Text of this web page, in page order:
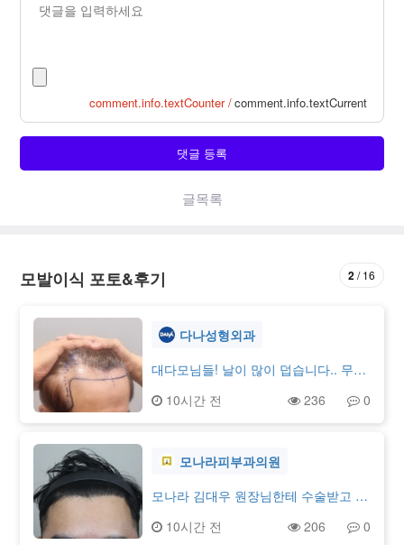
comment.info.textCounter /comment.info.textCurrent
댓글 등록
글목록
모발이식 포토&후기 2 16
다나성형외과
대다모님들! 날이 많이 덥습니다.. 무탈
들어왔습니다 잠시라도 있기 힘든.. 이
런 날씨에는 가발도 어렵겠다는 생각과
다젊었을 때부터 이마가 넓은 편이었는
어드는 것이 눈에 띄었습니다. 처음에
람을 만나는 일이 많은 편이다 보니 은
10시간 전 236 0
모나라피부과의원
모나라 김대우 원장님한테 수술받고 8
금은… 감히 말하지만 그냥 탈모 걱정
10시간 전 206 0